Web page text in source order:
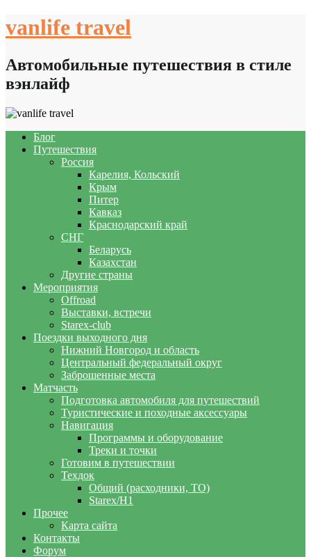
to
vanlife travel
Автомобильные путешествия в стиле
вэнлайф
Блог
Путешествия
Россия
Карелия, Кольский
Крым
Питер
Кавказ
Краснодарский край
СНГ
Беларусь
Казахстан
Другие страны
Мероприятия
Offroad
Выставки, встречи
Starex-club
Поездки выходного дня
Нижний Новгород и область
Центральный федеральный округ
Заброшенные места
Матчасть
Подготовка автомобиля для путешествий
Туристические и походные аксессуары
Навигация
Программы и оборудование
Треки и точки
Готовим в путешествии
Техдок
Общий (расходники, ТО)
Starex/H1
Прочее
Карта сайта
Контакты
Форум